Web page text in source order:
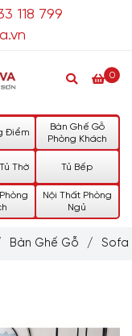
118 799
0
Điểm
Bàn Ghế Gỗ
Phòng Khách
Thờ Tủ Bếp
Nội Thất Phòng
Ngủ
Bàn Ghế Gỗ / Sofa